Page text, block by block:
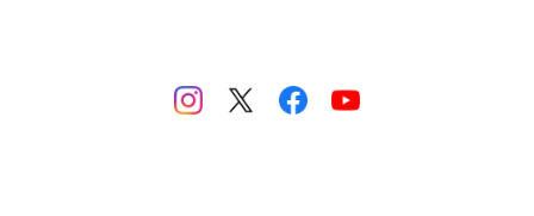
アクリルキーホルダー